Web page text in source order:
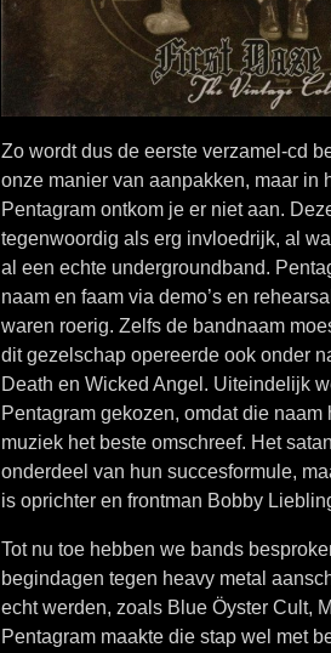
Zo wordt dus de eerste verzamel-cd
onze manier van aanpakken, maar in
Pentagram ontkom je er niet aan.
tegenwoordig als erg invloedrijk, al
al een echte undergroundband.
naam en faam via demo’s en
waren roerig. Zelfs de bandnaam
dit gezelschap opereerde ook onder
Death en Wicked Angel. Uiteindelijk
Pentagram gekozen, omdat die naam
muziek het beste omschreef. Het
onderdeel van hun succesformule,
is oprichter en frontman Bobby
Tot nu toe hebben we bands
begindagen tegen heavy metal
echt werden, zoals Blue Öyster Cult,
Pentagram maakte die stap wel met